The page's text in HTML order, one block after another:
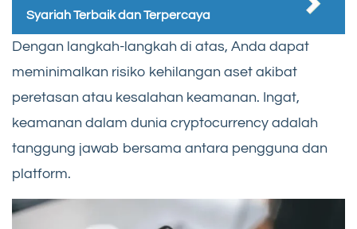
Syariah Terbaik dan Terpercaya
Dengan langkah-langkah di atas, Anda dapat
meminimalkan risiko kehilangan aset akibat
peretasan atau kesalahan keamanan. Ingat,
keamanan dalam dunia cryptocurrency adalah
tanggung jawab bersama antara pengguna dan
platform.